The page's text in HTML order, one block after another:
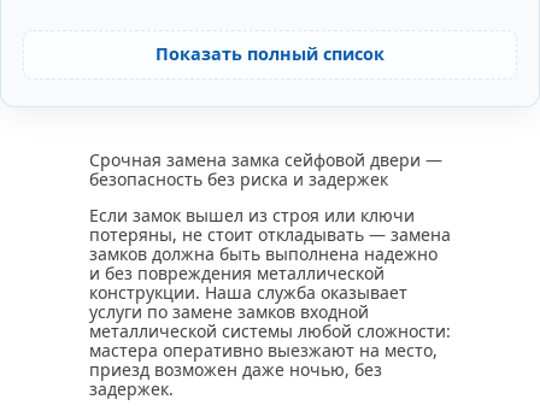
Показать полный список
Срочная замена замка сейфовой двери —
безопасность без риска и задержек
Если замок вышел из строя или ключи
потеряны, не стоит откладывать — замена
замков должна быть выполнена надежно
и без повреждения металлической
конструкции. Наша служба оказывает
услуги по замене замков входной
металлической системы любой сложности:
мастера оперативно выезжают на место,
приезд возможен даже ночью, без
задержек.